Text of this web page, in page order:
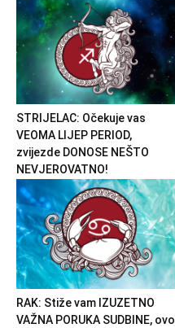
STRIJELAC: Očekuje vas
VEOMA LIJEP PERIOD,
zvijezde DONOSE NEŠTO
NEVJEROVATNO!
RAK: Stiže vam IZUZETNO
VAŽNA PORUKA SUDBINE, ovo